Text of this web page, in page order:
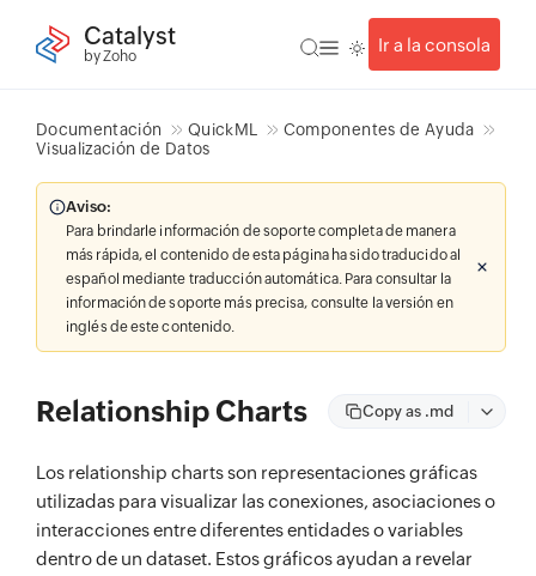
Catalyst
by Zoho
Ir a la consola
Documentación QuickML
Componentes de Ayuda
Visualización de Datos
Aviso:
Para brindarle información de soporte completa de manera
más rápida, el contenido de esta página ha sido traducido al
español mediante traducción automática. Para consultar la
información de soporte más precisa, consulte la versión en
inglés de este contenido.
Relationship Charts Copy as .md
Los relationship charts son representaciones gráficas
utilizadas para visualizar las conexiones, asociaciones o
interacciones entre diferentes entidades o variables
dentro de un dataset. Estos gráficos ayudan a revelar